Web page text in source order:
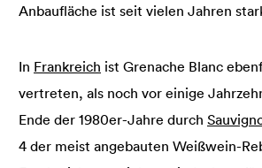
Anbaufläche ist seit vielen Jahren
In Frankreich ist Grenache Blanc
vertreten, als noch vor einige
Ende der 1980er-Jahre durch
4 der meist angebauten Weißwein-